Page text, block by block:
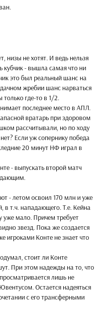
низы не хотят. И ведь нельзя
кубчик - вышла самая что ни
это был реальный шанс на
жребии шанс нарваться
только где-то в 1/2.
последнее место в АПЛ.
вратарь при здоровом
рассчитывали, но по ходу
Если уж сопернику победа
20 минут НФ играл в
- выпускать второй матч
- летом освоил 170 млн и уже
в т.ч. нападающего. Т.е. Кейна
уже мало. Причем требует
звезд. Пока же создается
игроками Конте не знает что
стоит ли Конте
При этом надежды на то, что
лишь не
Остается надеяться
с его трансферными